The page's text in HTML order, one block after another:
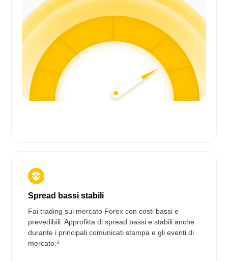
Spread bassi stabili
Fai trading sul mercato Forex con costi bassi e
prevedibili. Approfitta di spread bassi e stabili anche
durante i principali comunicati stampa e gli eventi di
mercato.³